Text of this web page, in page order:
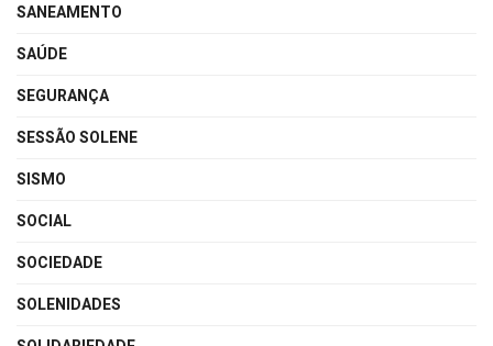
SANEAMENTO
SAÚDE
SEGURANÇA
SESSÃO SOLENE
SISMO
SOCIAL
SOCIEDADE
SOLENIDADES